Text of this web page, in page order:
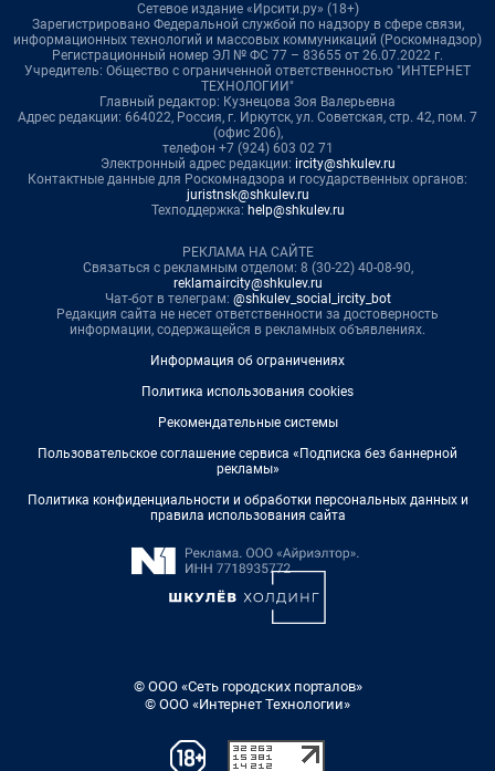
Сетевое издание «Ирсити.ру» (18+)
Зарегистрировано Федеральной службой по надзору в сфере связи,
информационных технологий и массовых коммуникаций (Роскомнадзор)
Регистрационный номер ЭЛ № ФС 77 – 83655 от 26.07.2022 г.
Учредитель: Общество с ограниченной ответственностью "ИНТЕРНЕТ
ТЕХНОЛОГИИ"
Главный редактор: Кузнецова Зоя Валерьевна
Адрес редакции: 664022, Россия, г. Иркутск, ул. Советская, стр. 42, пом. 7
(офис 206),
телефон +7 (924) 603 02 71
Электронный адрес редакции: ircity@shkulev.ru
Контактные данные для Роскомнадзора и государственных органов:
juristnsk@shkulev.ru
Техподдержка: help@shkulev.ru
РЕКЛАМА НА САЙТЕ
Связаться с рекламным отделом: 8 (30-22) 40-08-90,
reklamaircity@shkulev.ru
Чат-бот в телеграм: @shkulev_social_ircity_bot
Редакция сайта не несет ответственности за достоверность
информации, содержащейся в рекламных объявлениях.
Информация об ограничениях
Политика использования cookies
Рекомендательные системы
Пользовательское соглашение сервиса «Подписка без баннерной
рекламы»
Политика конфиденциальности и обработки персональных данных и
правила использования сайта
© ООО «Сеть городских порталов»
© ООО «Интернет Технологии»